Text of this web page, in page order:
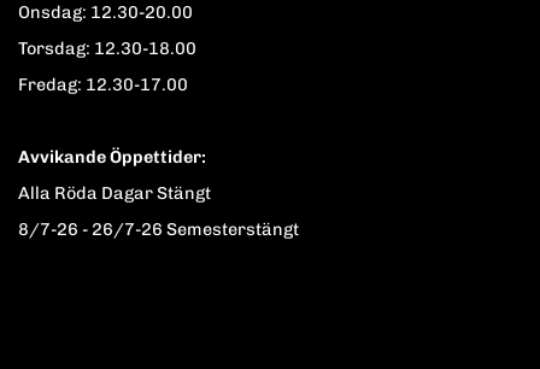
Onsdag: 12.30-20.00
Torsdag: 12.30-18.00
Fredag: 12.30-17.00
Avvikande Öppettider:
Alla Röda Dagar Stängt
8/7-26 - 26/7-26 Semesterstängt